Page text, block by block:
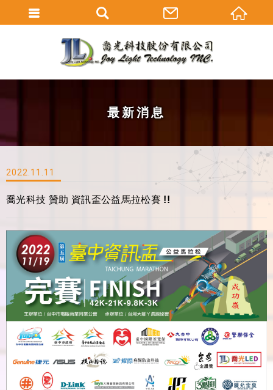
最新消息
2022.11.11
喬光科技 贊助 資訊盃公益馬拉松賽 !!